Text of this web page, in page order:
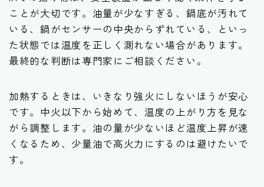
ことが大切です。油量が少なすぎる、鍋底が汚れて
いる、鍋がセンサーの中央からずれている、といっ
た状態では温度を正しく測れない場合があります。
最終的な判断は専門家にご相談ください。
加熱するときは、いきなり強火にしないほうが安心
です。中火以下から始めて、温度の上がり方を見な
がら調整します。油の量が少ないほど温度上昇が速
くなるため、少量油で高火力にするのは避けたいで
す。